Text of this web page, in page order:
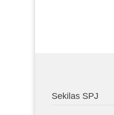
Sekilas SPJ